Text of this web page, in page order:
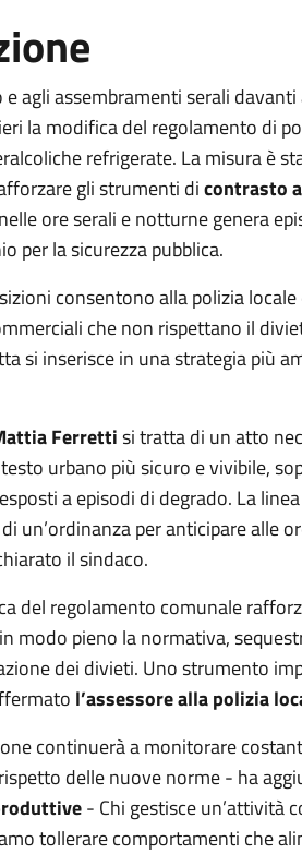
e agli assembramenti serali
la modifica del regolamento di
refrigerate. La misura è
gli strumenti dicontrasto
ore serali e notturne genera
per la sicurezza pubblica.
consentono alla polizia
che non rispettano il
si inserisce in una strategia più
Ferrettisi tratta di un atto
urbano più sicuro e vivibile,
a episodi di degrado. La
un’ordinanza per anticipare alle
il sindaco.
del regolamento comunale
modo pieno la normativa,
dei divieti. Uno strumento
l’assessore alla polizia
continuerà a monitorare
delle nuove norme - ha
- Chi gestisce un’attività
tollerare comportamenti che